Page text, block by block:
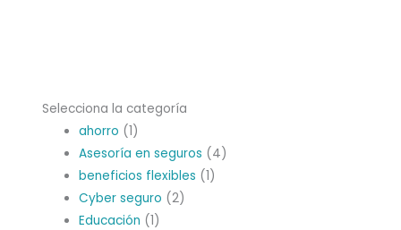
Selecciona la categoría
ahorro (1)
Asesoría en seguros (4)
beneficios flexibles (1)
Cyber seguro (2)
Educación (1)